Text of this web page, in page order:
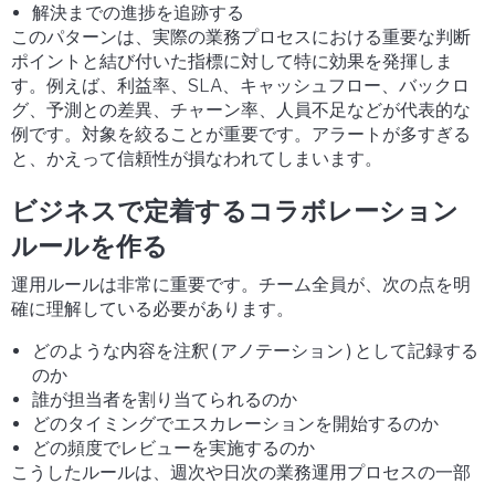
解決までの進捗を追跡する
このパターンは、実際の業務プロセスにおける重要な判断
ポイントと結び付いた指標に対して特に効果を発揮しま
す。例えば、利益率、SLA、キャッシュフロー、バックロ
グ、予測との差異、チャーン率、人員不足などが代表的な
例です。対象を絞ることが重要です。アラートが多すぎる
と、かえって信頼性が損なわれてしまいます。
ビジネスで定着するコラボレーション
ルールを作る
運用ルールは非常に重要です。チーム全員が、次の点を明
確に理解している必要があります。
どのような内容を注釈 ( アノテーション ) として記録する
のか
誰が担当者を割り当てられるのか
どのタイミングでエスカレーションを開始するのか
どの頻度でレビューを実施するのか
こうしたルールは、週次や日次の業務運用プロセスの一部